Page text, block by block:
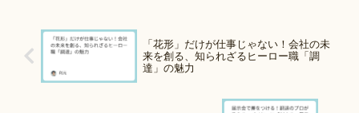
「花形」だけが仕事じゃない！会社の未
来を創る、知られざるヒーロー職「調
達」の魅力